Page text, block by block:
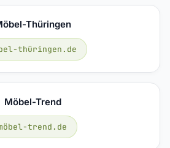
Thüringen
thüringen.de
Möbel-Trend
trend.de